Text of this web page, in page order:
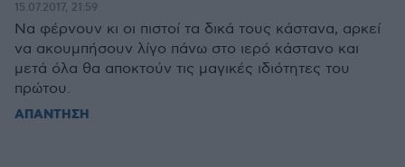
15.07.2017, 21:59
Να φέρνουν κι οι πιστοί τα δικά τους κάστανα, αρκεί
να ακουμπήσουν λίγο πάνω στο ιερό κάστανο και
μετά όλα θα αποκτούν τις μαγικές ιδιότητες του
πρώτου.
ΑΠΑΝΤΗΣΗ